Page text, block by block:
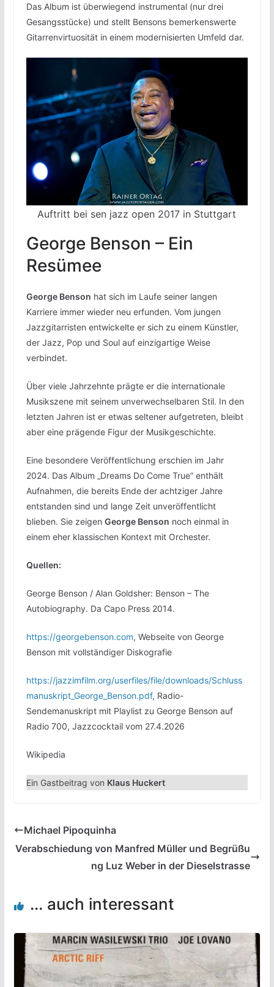
Das Album ist überwiegend instrumental (nur drei
Gesangsstücke) und stellt Bensons bemerkenswerte
Gitarrenvirtuosität in einem modernisierten Umfeld dar.
Auftritt bei sen jazz open 2017 in Stuttgart
George Benson – Ein
Resümee
George Benson hat sich im Laufe seiner langen
Karriere immer wieder neu erfunden. Vom jungen
Jazzgitarristen entwickelte er sich zu einem Künstler,
der Jazz, Pop und Soul auf einzigartige Weise
verbindet.
Über viele Jahrzehnte prägte er die internationale
Musikszene mit seinem unverwechselbaren Stil. In den
letzten Jahren ist er etwas seltener aufgetreten, bleibt
aber eine prägende Figur der Musikgeschichte.
Eine besondere Veröffentlichung erschien im Jahr
2024. Das Album „Dreams Do Come True“ enthält
Aufnahmen, die bereits Ende der achtziger Jahre
entstanden sind und lange Zeit unveröffentlicht
blieben. Sie zeigen George Benson noch einmal in
einem eher klassischen Kontext mit Orchester.
Quellen:
George Benson / Alan Goldsher: Benson – The
Autobiography. Da Capo Press 2014.
https://georgebenson.com, Webseite von George
Benson mit vollständiger Diskografie
https://jazzimfilm.org/userfiles/file/downloads/Schluss
manuskript_George_Benson.pdf, Radio-
Sendemanuskript mit Playlist zu George Benson auf
Radio 700, Jazzcocktail vom 27.4.2026
Wikipedia
Ein Gastbeitrag von Klaus Huckert
Michael Pipoquinha
Verabschiedung von Manfred Müller und Begrüßu
ng Luz Weber in der Dieselstrasse
... auch interessant